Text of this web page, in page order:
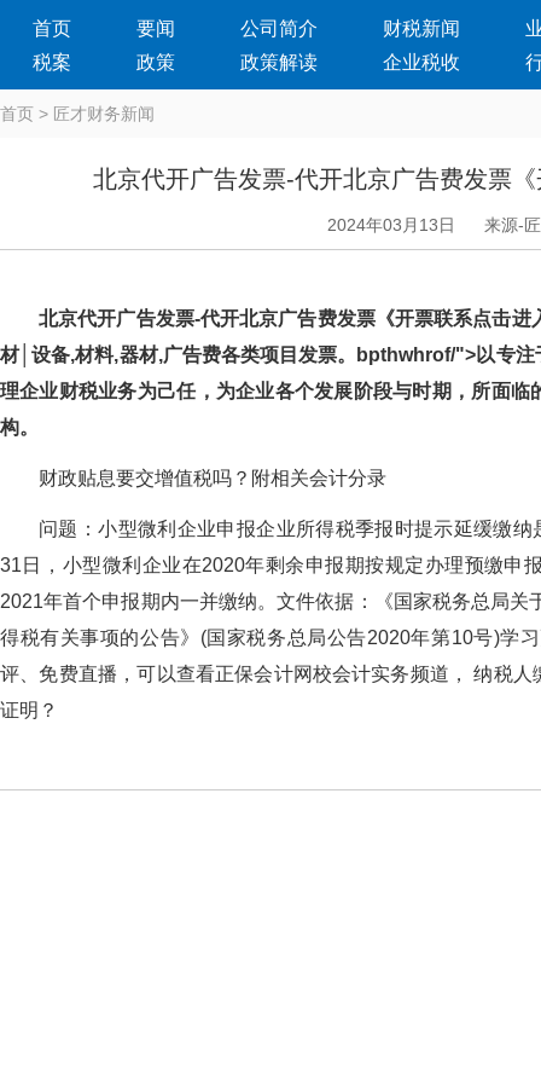
首页 要闻 公司简介 财税新闻
税案
政策 政策解读 企业税收
首页 > 匠才财务新闻
北京代开广告发票-代开北京广告费发票
2024年03月13日 来源-
北京代开广告发票-代开北京广告费发票《开票联系点击
材│设备,材料,器材,广告费各类项目发票。bpthwhrof/">以专
理企业财税业务为己任，为企业各个发展阶段与时期，所
构。
财政贴息要交增值税吗？附相关会计分录
问题：小型微利企业申报企业所得税季报时提示延缓缴纳
31日，小型微利企业在2020年剩余申报期按规定办理预缴申
2021年首个申报期内一并缴纳。文件依据：《国家税务总
得税有关事项的公告》(国家税务总局公告2020年第10号)学习更多
评、免费直播，可以查看正保会计网校会计实务频道， 纳
证明？